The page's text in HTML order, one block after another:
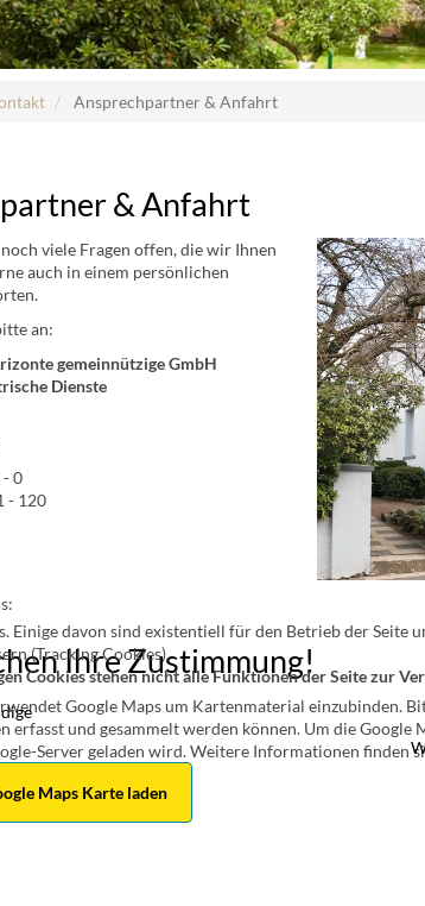
Ansprechpartner & Anfahrt
& Anfahrt
viele Fragen offen, die wir Ihnen
auch in einem persönlichen
an:
gemeinnützige GmbH
Dienste
0
- 120
Ihre Zustimmung!
Google Maps um Kartenmaterial einzubinden.
erfasst und gesammelt werden können. Um die Google
Server geladen wird. Weitere Informationen finden
Einige davon sind existentiell für den Betrieb der
(Tracking Cookies).
Cookies stehen nicht alle Funktionen der Seite zur